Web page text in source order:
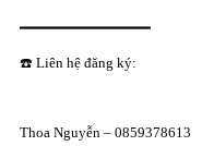
━━━━━━━━━━━━━━━
☎️ Liên hệ đăng ký:
Thoa Nguyễn – 0859378613